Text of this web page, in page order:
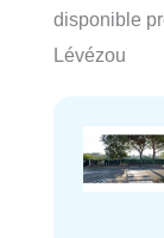
disponible
Lévézou